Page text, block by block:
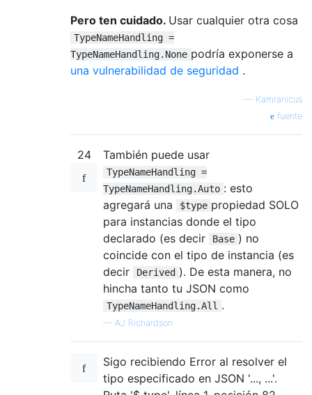
Pero ten cuidado. Usar cualquier otra cosa
TypeNameHandling =
TypeNameHandling.None podría exponerse a
una vulnerabilidad de seguridad .
— Kamranicus
fuente
24 También puede usar
TypeNameHandling =
TypeNameHandling.Auto : esto
agregará una
$type propiedad SOLO
para instancias donde el tipo
declarado (es decir
Base ) no
coincide con el tipo de instancia (es
decir
Derived ). De esta manera, no
hincha tanto tu JSON como
TypeNameHandling.All .
— AJ Richardson
Sigo recibiendo Error al resolver el
tipo especificado en JSON '..., ...'.